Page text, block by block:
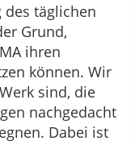
täglichen
Grund,
ihren
können. Wir
sind, die
nachgedacht
Dabei ist